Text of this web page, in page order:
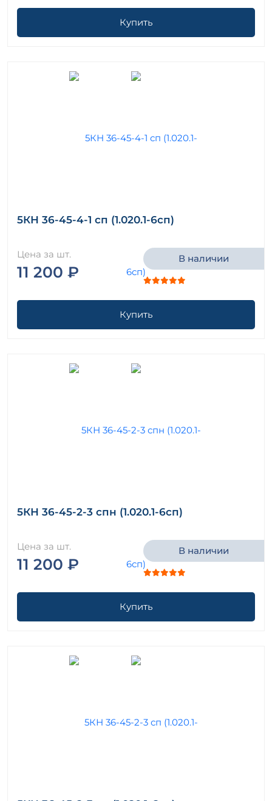
Купить
5КН 36-45-4-1 сп (1.020.1-6сп)
Цена за шт.
11 200 ₽
В наличии
Купить
5КН 36-45-2-3 спн (1.020.1-6сп)
Цена за шт.
11 200 ₽
В наличии
Купить